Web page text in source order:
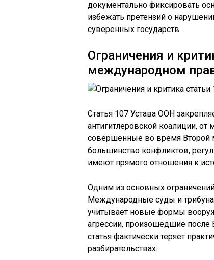
документально фиксировать
избежать претензий о
суверенных государств.
Ограничения и
международном
Статья 107 Устава ООН
антигитлеровской коалиции, от
совершённые во время Второй
большинство конфликтов,
имеют прямого отношения к
Одним из основных ограничений
Международные суды и
учитывает новые формы
агрессии, произошедшие после
статья фактически теряет
разбирательствах.